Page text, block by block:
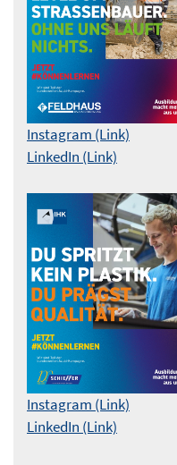
Instagram (Link)
LinkedIn (Link)
Instagram (Link)
LinkedIn (Link)